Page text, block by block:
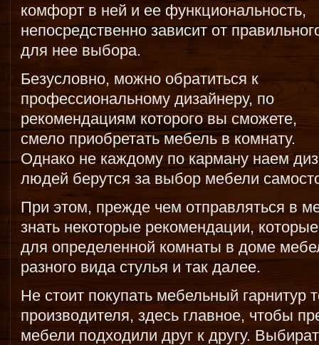
комфорт в ней и ее функциональность,
непосредственно зависит от
для нее выбора.
Безусловно, можно обратиться к
профессиональному дизайнеру, по
рекомендациям которого вы сможете,
смело приобретать мебель в комнату.
Однако не каждому по карману наем
людей берутся за выбор мебели
При этом, прежде чем отправляться в
знать некоторые рекомендации,
для определенной комнаты в доме
разного вида стулья и так далее.
Не стоит покупать мебельный гарнитур
производителя, здесь главное, чтобы
мебели подходили друг к другу.